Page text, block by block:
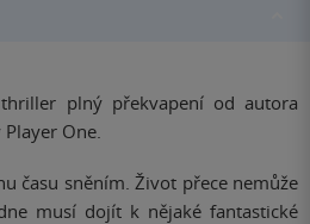
thriller plný překvapení od autora
One.
času sněním. Život přece nemůže
musí dojít k nějaké fantastické